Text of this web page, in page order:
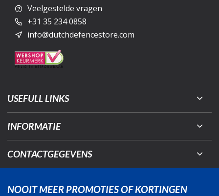
Veelgestelde vragen
+31 35 234 0858
info@dutchdefencestore.com
USEFULL LINKS
INFORMATIE
CONTACTGEGEVENS
NOOIT MEER PROMOTIES OF KORTINGEN